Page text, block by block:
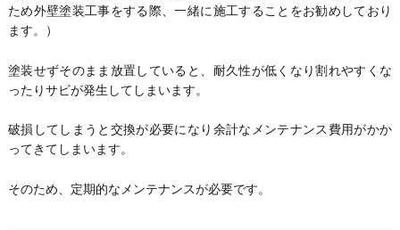
ため外壁塗装工事をする際、一緒に施工することをお勧めしており
ます。）
塗装せずそのまま放置していると、耐久性が低くなり割れやすくな
ったりサビが発生してしまいます。
破損してしまうと交換が必要になり余計なメンテナンス費用がかか
ってきてしまいます。
そのため、定期的なメンテナンスが必要です。